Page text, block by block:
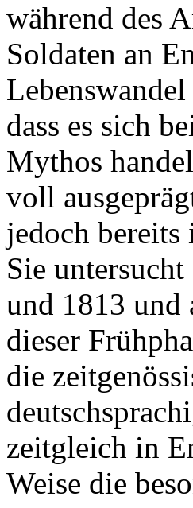
während des
Soldaten an
dass es sich
Mythos
voll
jedoch
Sie
und 1813 und
dieser
die
zeitgleich in
Weise die